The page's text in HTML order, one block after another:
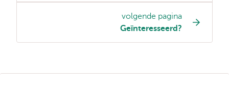
navigatie
volgende pagina
Geïnteresseerd?